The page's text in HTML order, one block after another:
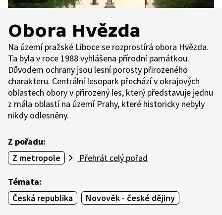
Obora Hvězda
Na území pražské Liboce se rozprostírá obora Hvězda.
Ta byla v roce 1988 vyhlášena přírodní památkou.
Důvodem ochrany jsou lesní porosty přirozeného
charakteru. Centrální lesopark přechází v okrajových
oblastech obory v přirozený les, který představuje jednu
z mála oblastí na území Prahy, které historicky nebyly
nikdy odlesněny.
Z pořadu:
Z metropole
Přehrát celý pořad
Témata:
Česká republika
Novověk - české dějiny